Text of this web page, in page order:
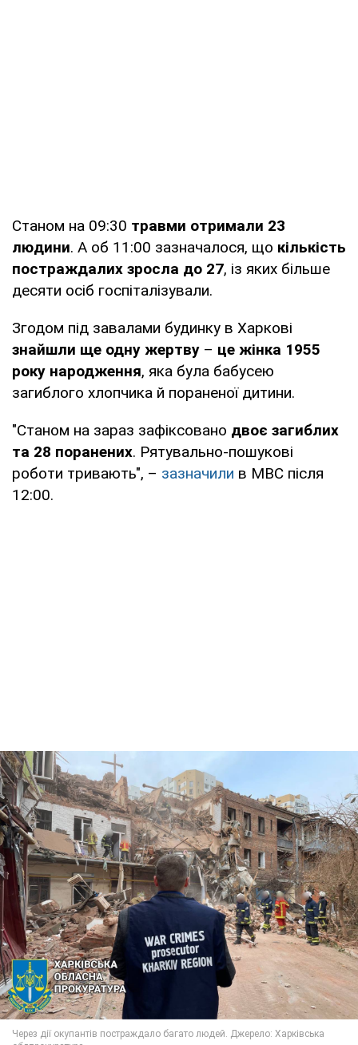
Станом на 09:30 травми отримали 23
людини. А об 11:00 зазначалося, що кількість
постраждалих зросла до 27, із яких більше
десяти осіб госпіталізували.
Згодом під завалами будинку в Харкові
знайшли ще одну жертву – це жінка 1955
року народження, яка була бабусею
загиблого хлопчика й пораненої дитини.
"Станом на зараз зафіксовано двоє загиблих
та 28 поранених. Рятувально-пошукові
роботи тривають", – зазначили в МВС після
12:00.